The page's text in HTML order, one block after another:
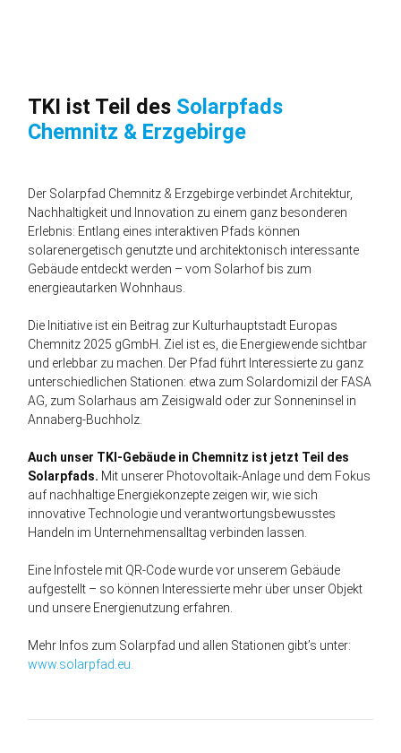
TKI ist Teil des Solarpfads
Chemnitz & Erzgebirge
Der Solarpfad Chemnitz & Erzgebirge verbindet Architektur,
Nachhaltigkeit und Innovation zu einem ganz besonderen
Erlebnis: Entlang eines interaktiven Pfads können
solarenergetisch genutzte und architektonisch interessante
Gebäude entdeckt werden – vom Solarhof bis zum
energieautarken Wohnhaus.
Die Initiative ist ein Beitrag zur Kulturhauptstadt Europas
Chemnitz 2025 gGmbH. Ziel ist es, die Energiewende sichtbar
und erlebbar zu machen. Der Pfad führt Interessierte zu ganz
unterschiedlichen Stationen: etwa zum Solardomizil der FASA
AG, zum Solarhaus am Zeisigwald oder zur Sonneninsel in
Annaberg-Buchholz.
Auch unser TKI-Gebäude in Chemnitz ist jetzt Teil des
Solarpfads. Mit unserer Photovoltaik-Anlage und dem Fokus
auf nachhaltige Energiekonzepte zeigen wir, wie sich
innovative Technologie und verantwortungsbewusstes
Handeln im Unternehmensalltag verbinden lassen.
Eine Infostele mit QR-Code wurde vor unserem Gebäude
aufgestellt – so können Interessierte mehr über unser Objekt
und unsere Energienutzung erfahren.
Mehr Infos zum Solarpfad und allen Stationen gibt’s unter:
www.solarpfad.eu.